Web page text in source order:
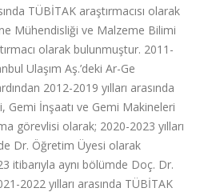
TÜBİTAK araştırmacısı olarak
Mühendisliği ve Malzeme Bilimi
olarak bulunmuştur. 2011-
Ulaşım Aş.’deki Ar-Ge
2012-2019 yılları arasında
Gemi İnşaatı ve Gemi Makineleri
görevlisi olarak; 2020-2023 yılları
Dr. Öğretim Üyesi olarak
itibarıyla aynı bölümde Doç. Dr.
2022 yılları arasında TÜBİTAK